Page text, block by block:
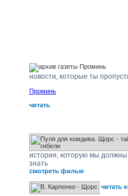
новости, которые ты
Проминь
читать
история, которую мы должны
знать
смотреть фильм
читать